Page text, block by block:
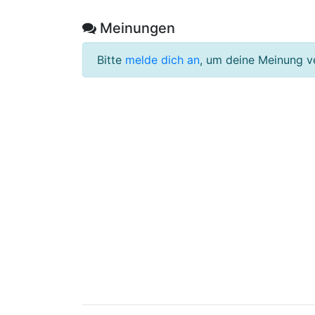
Meinungen
Bitte melde dich an, um deine Meinung